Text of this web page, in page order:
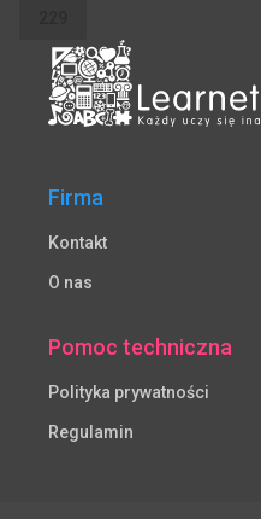
Firma
Kontakt
O nas
Pomoc techniczna
Polityka prywatności
Regulamin